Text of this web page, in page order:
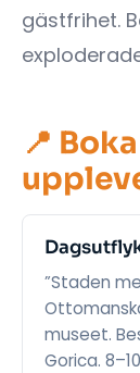
gästfrihet.
📍
”Staden
museet.
Gorica.